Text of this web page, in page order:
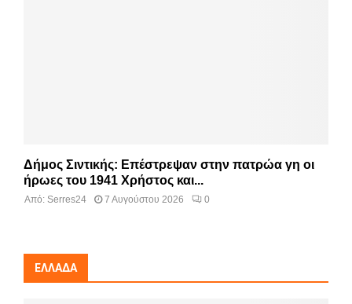
Δήμος Σιντικής: Επέστρεψαν στην πατρώα γη οι
ήρωες του 1941 Χρήστος και...
Από: Serres24 7 Αυγούστου 2026 0
ΕΛΛΆΔΑ